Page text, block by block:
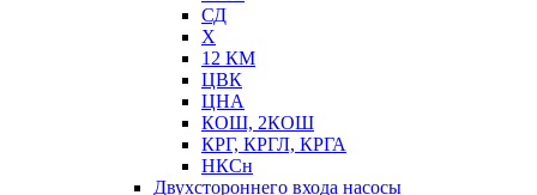
СД
Х
12 КМ
ЦВК
ЦНА
КОШ, 2КОШ
КРГ, КРГЛ, КРГА
НКСн
Двухстороннего входа насосы